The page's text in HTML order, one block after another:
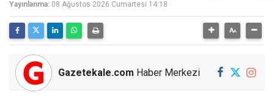
Yayınlanma: 08 Ağustos 2026 Cumartesi 14:18
Gazetekale.com Haber Merkezi